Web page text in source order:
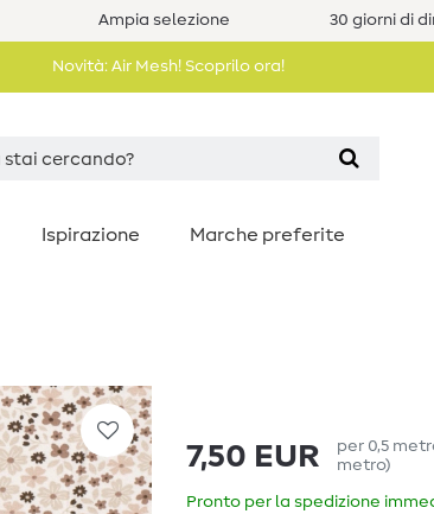
Ampia selezione 30 giorni di
Novità: Air Mesh! Scoprilo ora!
Ispirazione Marche preferite
7,50 EUR per 0,5
metro)
Pronto per la spedizione